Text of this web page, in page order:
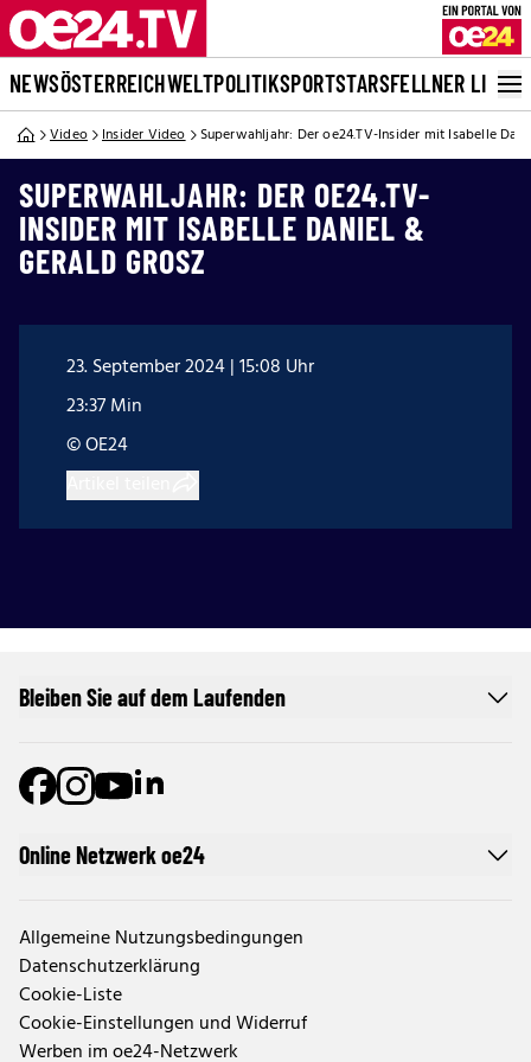
NEWSÖSTERREICHWELTPOLITIKSPORTSTARSFELLNER LIVE
Video Insider Video Superwahljahr: Der oe24.TV-Insider mit Isabelle
SUPERWAHLJAHR: DER OE24.TV-
INSIDER MIT ISABELLE DANIEL &
GERALD GROSZ
23. September 2024 | 15:08 Uhr
23:37 Min
© OE24
Online Netzwerk oe24
Allgemeine Nutzungsbedingungen
Datenschutzerklärung
Cookie-Liste
Cookie-Einstellungen und Widerruf
Werben im oe24-Netzwerk
Bleiben Sie auf dem Laufenden